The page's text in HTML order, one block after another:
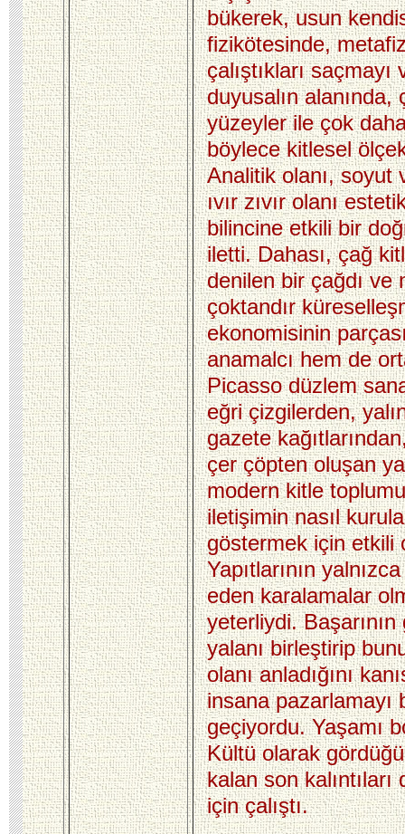
bükerek, usun
fizikötesinde,
çalıştıkları saçmayı
duyusalın alanında,
yüzeyler ile çok
böylece kitlesel
Analitik olanı, soyut
ıvır zıvır olanı
bilincine etkili bir
iletti. Dahası, çağ
denilen bir çağdı ve
çoktandır
ekonomisinin
anamalcı hem de
Picasso düzlem
eğri çizgilerden,
gazete
çer çöpten oluşan
modern kitle
iletişimin nasıl
göstermek için etkili
Yapıtlarının
eden karalamalar
yeterliydi.
yalanı birleştirip
olanı anladığını
insana pazarlamayı
geçiyordu. Yaşamı
Kültü olarak
kalan son
için çalıştı.